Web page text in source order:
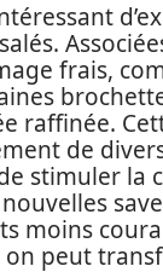
frais,
raffinée.
de
stimuler la
moins
on peut